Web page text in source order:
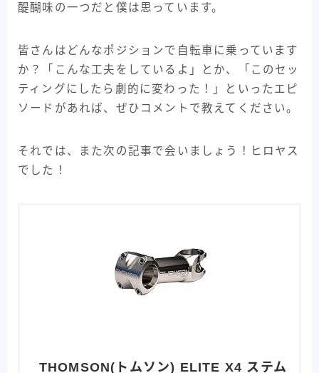
醍醐味の一つだと僕は思っています。
皆さんはどんなポジションで自転車に乗っています
か？「こんな工夫をしているよ」とか、「このセッ
ティングにしたら劇的に変わった！」といったエピ
ソードがあれば、ぜひコメントで教えてください。
それでは、また次の記事で会いましょう！ヒロヤス
でした！
THOMSON(トムソン) ELITE X4 ステム